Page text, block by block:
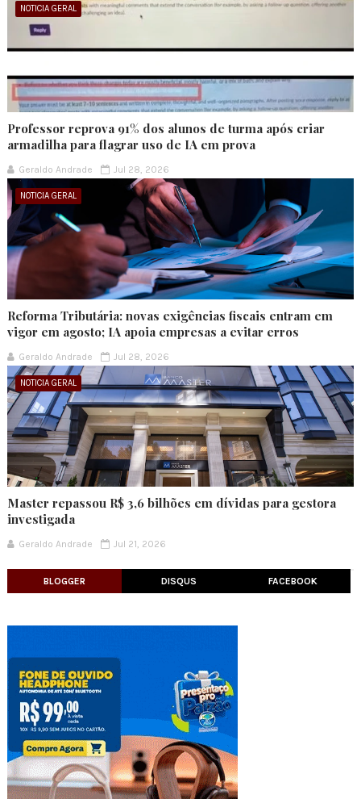
NOTICIA GERAL
Professor reprova 91% dos alunos de turma após criar
armadilha para flagrar uso de IA em prova
Geraldo Andrade Jul 28, 2026
NOTICIA GERAL
Reforma Tributária: novas exigências fiscais entram em
vigor em agosto; IA apoia empresas a evitar erros
Geraldo Andrade Jul 28, 2026
NOTICIA GERAL
Master repassou R$ 3,6 bilhões em dívidas para gestora
investigada
Geraldo Andrade Jul 21, 2026
BLOGGER DISQUS FACEBOOK